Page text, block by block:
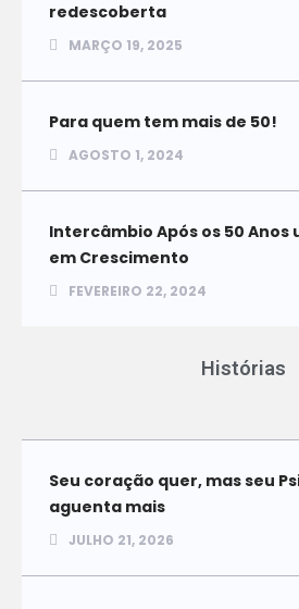
redescoberta
MARÇO 19, 2025
Para quem tem mais de 50!
AGOSTO 1, 2024
Intercâmbio Após os 50 Anos
em Crescimento
FEVEREIRO 22, 2024
Histórias
Seu coração quer, mas seu
aguenta mais
JULHO 21, 2026